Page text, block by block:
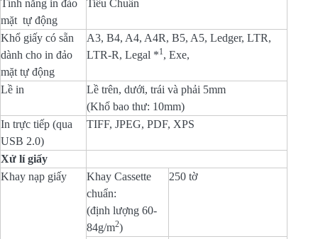
Tính năng in đảo
mặt tự động
Tiêu Chuẩn
Khổ giấy có sẵn
dành cho in đảo
mặt tự động
A3, B4, A4, A4R, B5, A5, Ledger, LTR,
LTR-R, Legal *1, Exe,
Lề in
Lề trên, dưới, trái và phải 5mm
(Khổ bao thư: 10mm)
In trực tiếp (qua
USB 2.0)
TIFF, JPEG, PDF, XPS
Xử lí giấy
Khay nạp giấy
Khay Cassette
chuẩn:
(định lượng 60-
84g/m2)
250 tờ